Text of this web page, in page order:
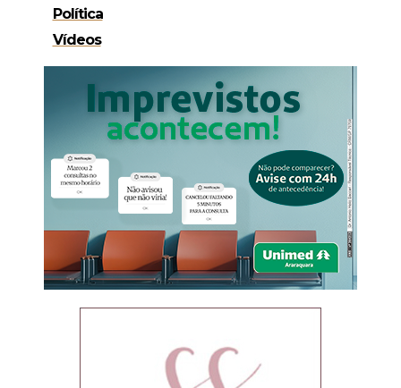
Política
Vídeos